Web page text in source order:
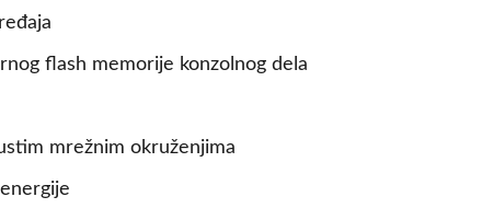
flash memorije konzolnog dela
mrežnim okruženjima